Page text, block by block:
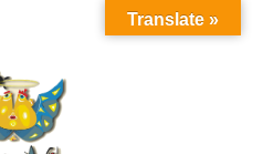
Translate »